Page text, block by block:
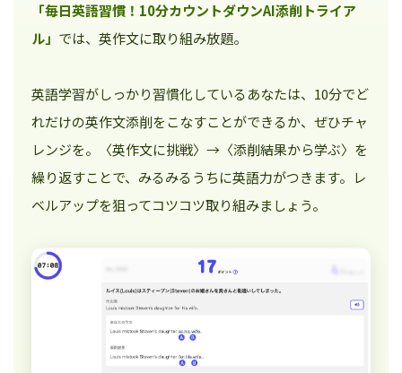
「毎日英語習慣！10分カウントダウンAI添削トライア
ル」 では、英作文に取り組み放題。
英語学習がしっかり習慣化しているあなたは、10分でど
れだけの英作文添削をこなすことができるか、ぜひチャ
レンジを。〈英作文に挑戦〉→〈添削結果から学ぶ〉を
繰り返すことで、みるみるうちに英語力がつきます。レ
ベルアップを狙ってコツコツ取り組みましょう。